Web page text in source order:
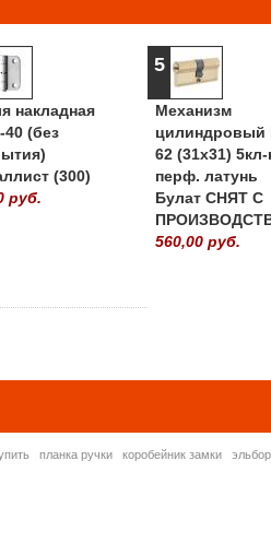
накладная
40 (без
(300)
руб.
5
Механизм
цилиндровый
62 (31х31) 5кл-
перф. латунь
Булат СНЯТ С
560,00 руб.
планка ручки коробейник замки эльбор